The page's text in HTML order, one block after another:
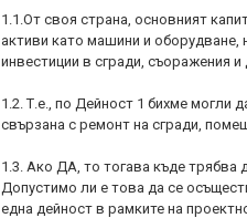
1.1.От своя страна, основният
активи като машини и оборудване,
инвестиции в сгради, съоражения и
1.2. Т.е., по Дейност 1 бихме могли
свързана с ремонт на сгради,
1.3. Ако ДА, то тогава къде
Допустимо ли е това да се
една дейност в рамките на